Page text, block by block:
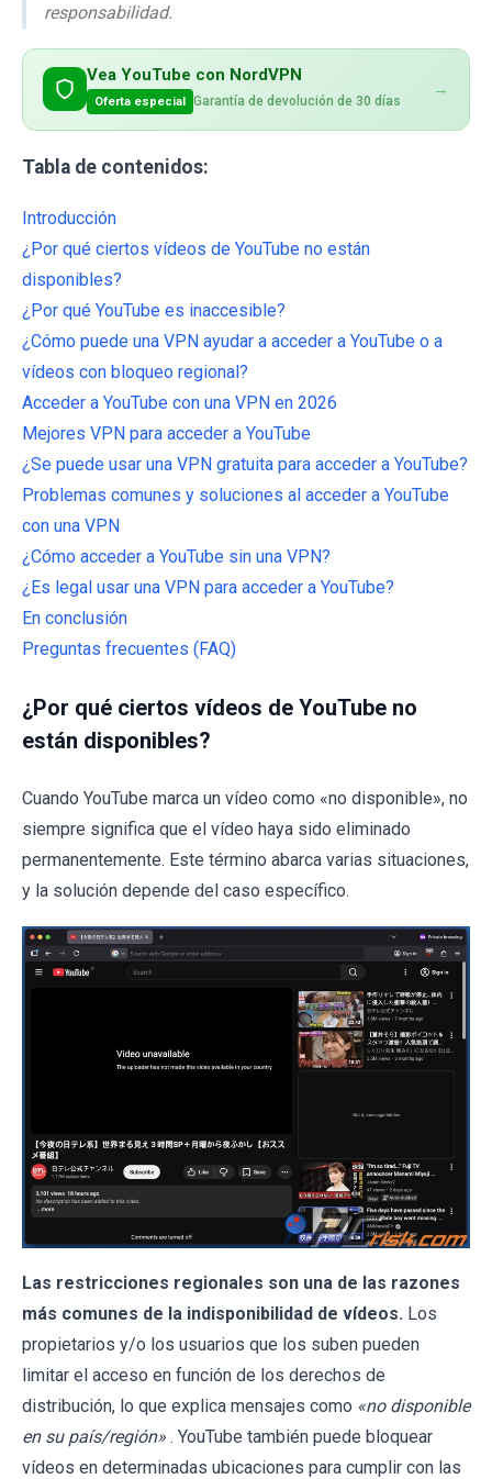
responsabilidad.
Vea YouTube con NordVPN
Oferta especial Garantía de devolución de 30 días
→
Tabla de contenidos:
Introducción
¿Por qué ciertos vídeos de YouTube no están
disponibles?
¿Por qué YouTube es inaccesible?
¿Cómo puede una VPN ayudar a acceder a YouTube o a
vídeos con bloqueo regional?
Acceder a YouTube con una VPN en 2026
Mejores VPN para acceder a YouTube
¿Se puede usar una VPN gratuita para acceder a YouTube?
Problemas comunes y soluciones al acceder a YouTube
con una VPN
¿Cómo acceder a YouTube sin una VPN?
¿Es legal usar una VPN para acceder a YouTube?
En conclusión
Preguntas frecuentes (FAQ)
¿Por qué ciertos vídeos de YouTube no
están disponibles?
Cuando YouTube marca un vídeo como «no disponible», no
siempre significa que el vídeo haya sido eliminado
permanentemente. Este término abarca varias situaciones,
y la solución depende del caso específico.
Las restricciones regionales son una de las razones
más comunes de la indisponibilidad de vídeos. Los
propietarios y/o los usuarios que los suben pueden
limitar el acceso en función de los derechos de
distribución, lo que explica mensajes como «no disponible
en su país/región» . YouTube también puede bloquear
vídeos en determinadas ubicaciones para cumplir con las